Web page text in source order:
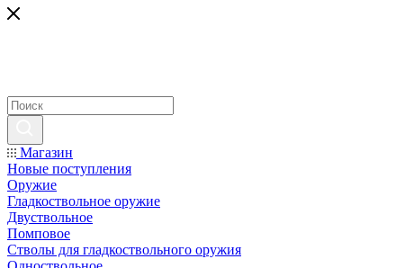
Магазин
Новые поступления
Оружие
Гладкоствольное оружие
Двуствольное
Помповое
Стволы для гладкоствольного оружия